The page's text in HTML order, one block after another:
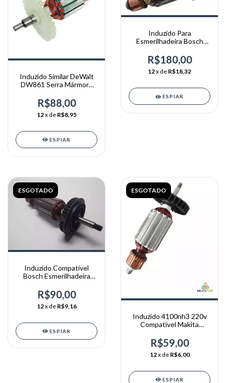
Induzido Similar DeWalt
DW861 Serra Mármore
R$88,00
12x de R$8,95
ESPIAR
Induzido Para
Esmerilhadeira Bosch
R$180,00
12x de R$18,32
ESPIAR
ESGOTADO
Induzido Compatível
Bosch Esmerilhadeira
R$90,00
12x de R$9,16
ESPIAR
ESGOTADO
Induzido 4100nh3 220v
Compatível Makita
R$59,00
12x de R$6,00
ESPIAR